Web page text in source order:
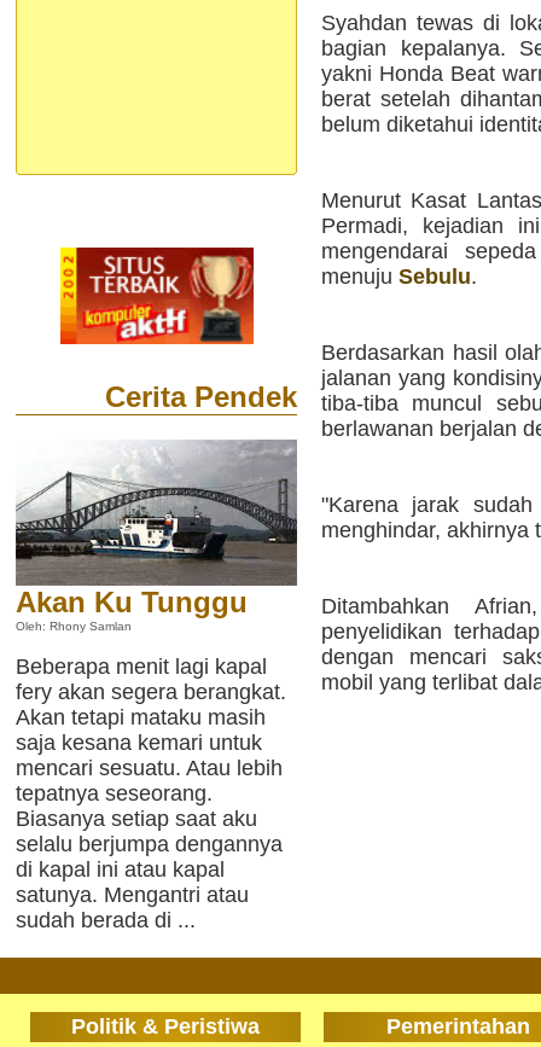
Cerita Pendek
Akan Ku Tunggu
Oleh: Rhony Samlan
Beberapa menit lagi kapal
fery akan segera berangkat.
Akan tetapi mataku masih
saja kesana kemari untuk
mencari sesuatu. Atau lebih
tepatnya seseorang.
Biasanya setiap saat aku
selalu berjumpa dengannya
di kapal ini atau kapal
satunya. Mengantri atau
sudah berada di ...
Syahdan tewas di
bagian kepalanya.
yakni Honda Beat
berat setelah
belum diketahui
Menurut Kasat
Permadi, kejadian
mengendarai
menuju Sebulu.
Berdasarkan hasil
jalanan yang
tiba-tiba muncul
berlawanan berjalan
"Karena jarak
menghindar, akhirnya
Ditambahkan
penyelidikan
dengan mencari
mobil yang terlibat
Politik & Peristiwa Pemerintahan